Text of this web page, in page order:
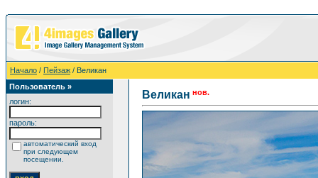
Начало / Пейзаж / Великан
Пользователь »
логин:
пароль:
автоматический вход
при следующем
посещении.
Великан нов.